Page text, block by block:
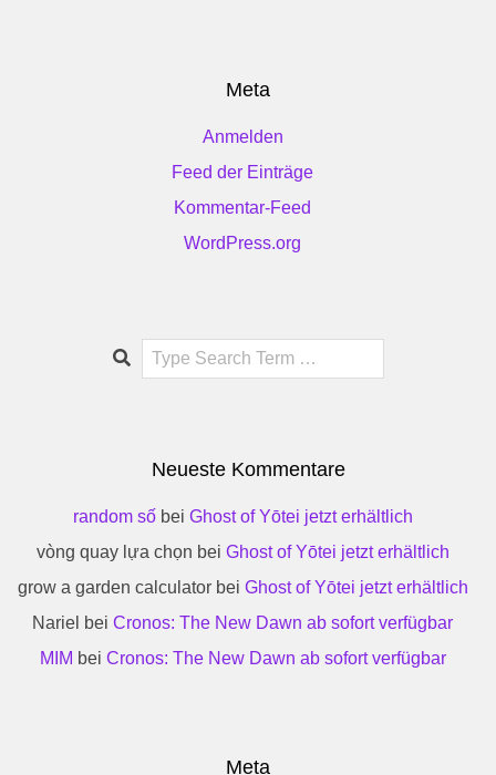
Meta
Anmelden
Feed der Einträge
Kommentar-Feed
WordPress.org
Search
Neueste Kommentare
random sốbei Ghost of Yōtei jetzt erhältlich
vòng quay lựa chọn bei Ghost of Yōtei jetzt erhältlich
grow a garden calculatorbei Ghost of Yōtei jetzt erhältlich
Nariel bei Cronos: The New Dawn ab sofort verfügbar
MIM bei Cronos: The New Dawn ab sofort verfügbar
Meta